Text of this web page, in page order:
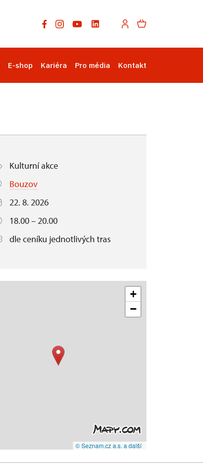
E-shop Kariéra Pro média Kontakt
Kulturní akce
Bouzov
22. 8. 2026
18.00 – 20.00
dle ceníku jednotlivých tras
+
−
© Seznam.cz a.s. a další